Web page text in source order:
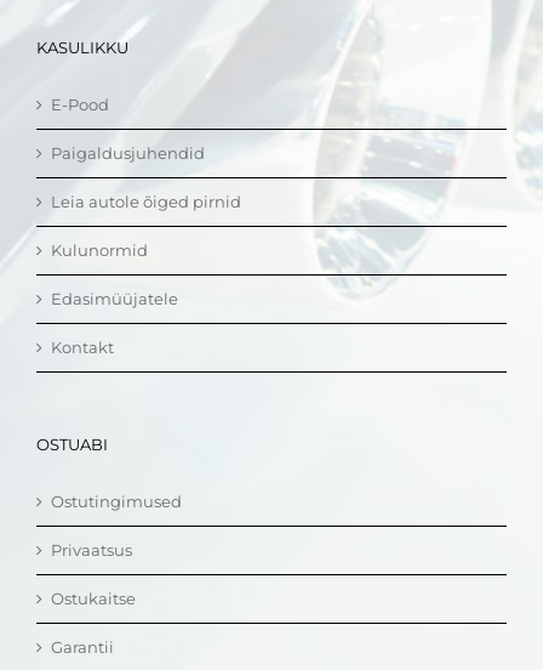
KASULIKKU
E-Pood
Paigaldusjuhendid
Leia autole õiged pirnid
Kulunormid
Edasimüüjatele
Kontakt
OSTUABI
Ostutingimused
Privaatsus
Ostukaitse
Garantii